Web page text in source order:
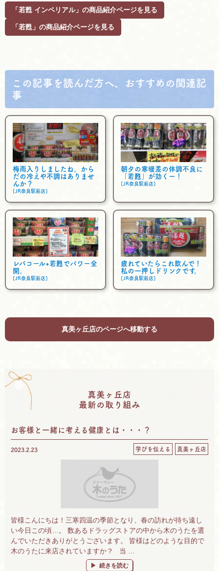
c
b
t
「若甦 インペリアル」の商品紹介ページを見る
「若甦」の商品紹介ページを見る
この記事を読んだ方へ、おすすめの関連記
事
梅雨入りしましたね。から
だの冷えや不調はありませ
んか？
[JR奈良駅前店]
朝夕の寒暖差の体調不良に
「若甦」が効くー！
[JR奈良駅前店]
レバコール+若甦でパワー全
開。
[JR奈良駅前店]
疲れていたらこれ飲んで！
私の一押しドリンクです。
[JR奈良駅前店]
真美ヶ丘店のページへ移動する
真美ヶ丘店
最新の取り組み
お客様と一緒に考える健康とは・・・？
2023.2.23 学びを伝える 真美ヶ丘店
皆様こんにちは！三寒四温の季節となり、春の訪れが待ち遠し
い今日この頃…。 数あるドラッグストアの中から木のうたを選
んでいただきありがとうございます。 皆様はどのような目的で
木のうたに来店されていますか？ 当 …
“お客様と一緒に考える健康とは・・・？” の
続きを読む